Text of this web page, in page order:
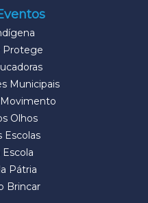
Protege
Municipais
Olhos
Escolas
Pátria
Brincar